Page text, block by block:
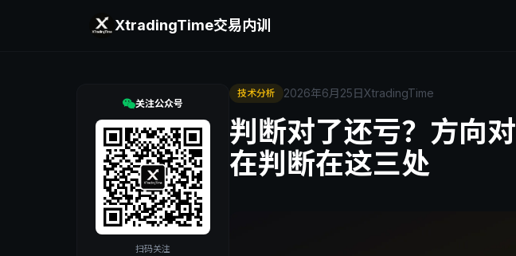
XtradingTime交易内训
关注公众号
扫码关注
技术分析 2026年6月25日XtradingTime
判断对了还亏？方向
在判断在这三处